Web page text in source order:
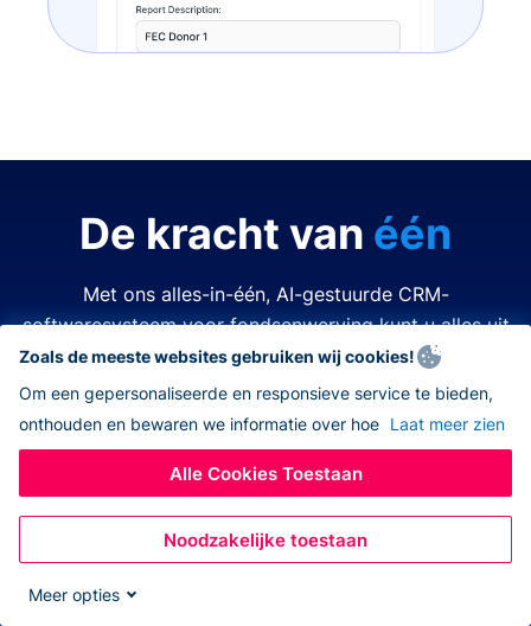
De kracht van één
Met ons alles-in-één, AI-gestuurde CRM-
softwaresysteem voor fondsenwerving kunt u alles uit
de kast halen.
Tijd is kostbaar. Middelen zijn beperkt. Het laatste wat
u wilt doen is een van beide verspillen. Donorbox
nonprofit CRM-software vereenvoudigt en verbetert
elk aspect van fondsenwerving, zodat u alles kunt
doen – allemaal op hetzelfde platform. Nooit meer
wisselen tussen verschillende apps, navigeren naar
Zoals de meeste websites gebruiken wij cookies!
Om een gepersonaliseerde en responsieve service te bieden,
onthouden en bewaren we informatie over hoe Laat meer zien
Alle Cookies Toestaan
Noodzakelijke toestaan
Meer opties